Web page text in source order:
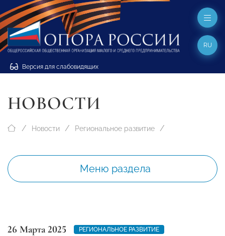
Версия для слабовидящих
RU
НОВОСТИ
Новости Региональное развитие
Меню раздела
26 Марта 2025
РЕГИОНАЛЬНОЕ РАЗВИТИЕ